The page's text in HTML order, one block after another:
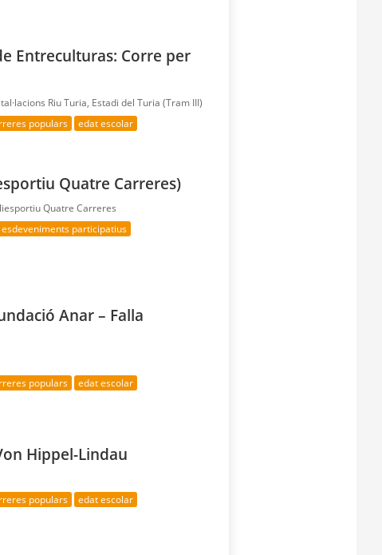
Entreculturas: Corre per
Riu Turia, Estadi del Turia (Tram III)
populars
edat escolar
Quatre Carreres)
Quatre Carreres
esdeveniments participatius
Anar – Falla
populars
edat escolar
Hippel-Lindau
populars
edat escolar